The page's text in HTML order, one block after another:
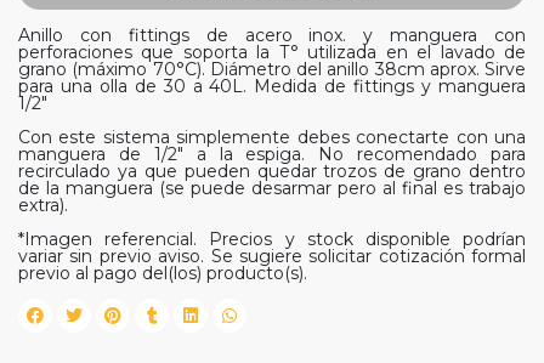
Anillo con fittings de acero inox. y manguera con
perforaciones que soporta la T° utilizada en el lavado de
grano (máximo 70°C). Diámetro del anillo 38cm aprox. Sirve
para una olla de 30 a 40L. Medida de fittings y manguera
1/2"
Con este sistema simplemente debes conectarte con una
manguera de 1/2" a la espiga. No recomendado para
recirculado ya que pueden quedar trozos de grano dentro
de la manguera (se puede desarmar pero al final es trabajo
extra).
*Imagen referencial. Precios y stock disponible podrían
variar sin previo aviso. Se sugiere solicitar cotización formal
previo al pago del(los) producto(s).